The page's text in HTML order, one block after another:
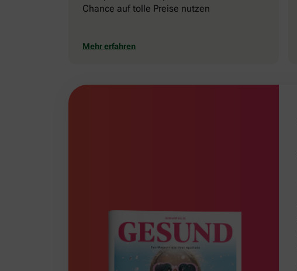
Chance auf tolle Preise nutzen
Mehr erfahren